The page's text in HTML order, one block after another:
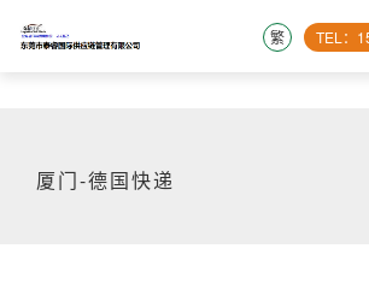
TEL：
繁
厦门-德国快递